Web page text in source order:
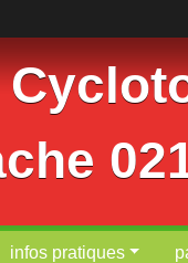
infos pratiques